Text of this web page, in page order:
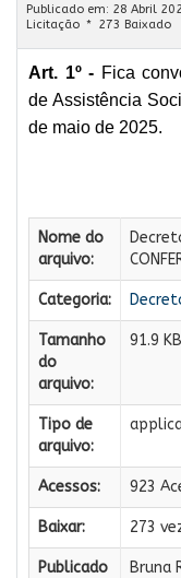
Publicado em: 28 Abril
Licitação
273 Baixado
Art. 1º - Fica
de Assistência
de maio de 2025.
Nome do
arquivo:
Categoria:
Tamanho
do
arquivo:
91.9 KB
Tipo de
arquivo:
Acessos: 923
Baixar: 273
Publicado
Bruna